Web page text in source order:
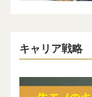
キャリア戦略